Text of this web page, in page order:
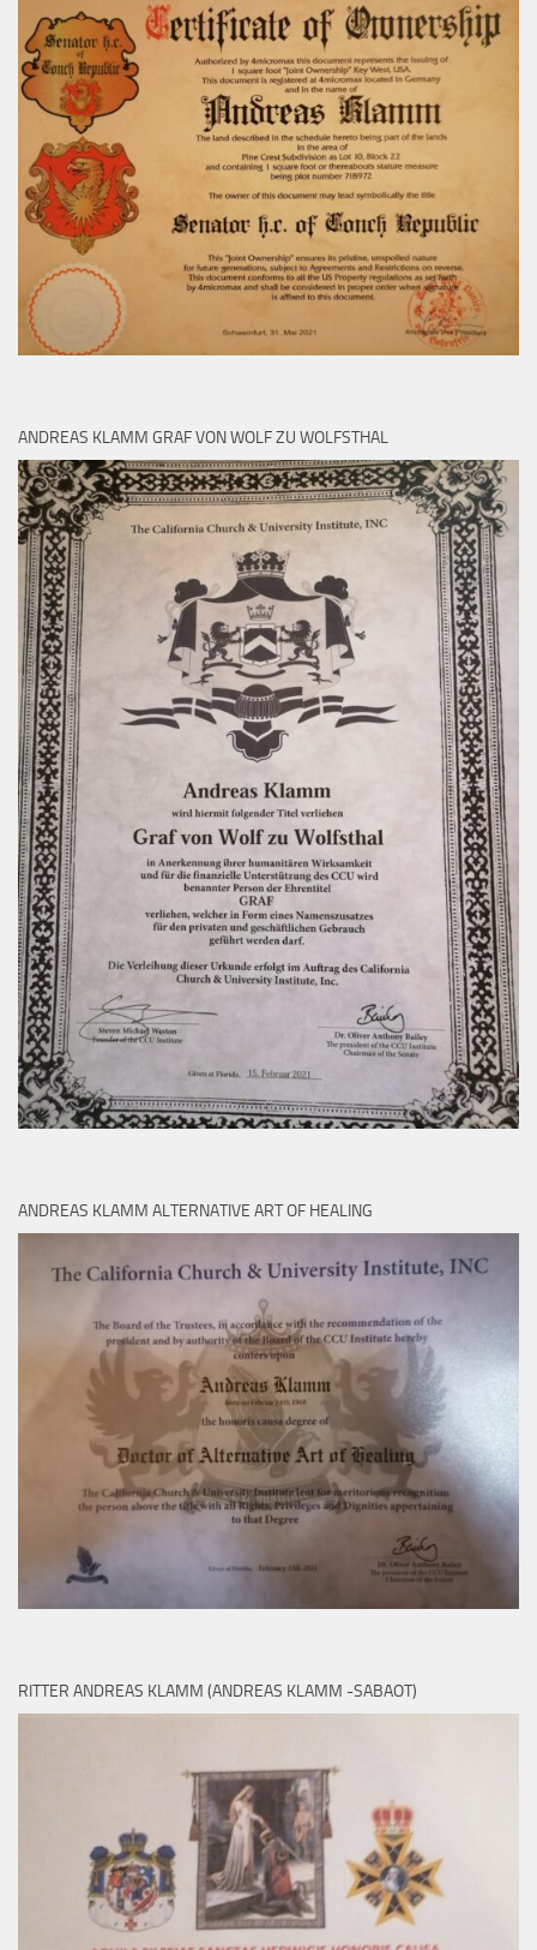
ANDREAS KLAMM GRAF VON WOLF ZU WOLFSTHAL
ANDREAS KLAMM ALTERNATIVE ART OF HEALING
RITTER ANDREAS KLAMM (ANDREAS KLAMM -SABAOT)